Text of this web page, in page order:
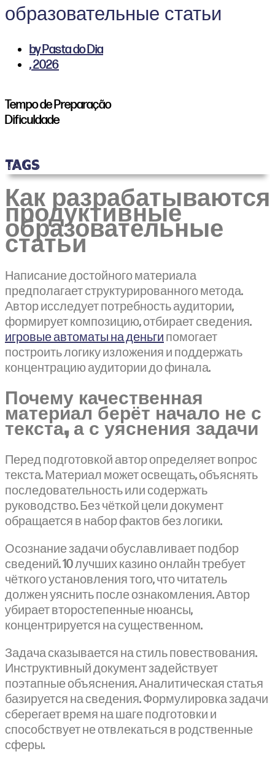
образовательные статьи
byPasta do Dia
,2026
Tempo de Preparação
Dificuldade
TAGS
Как разрабатываются
продуктивные
образовательные
статьи
Написание достойного материала
предполагает структурированного метода.
Автор исследует потребность аудитории,
формирует композицию, отбирает сведения.
игровые автоматы на деньги помогает
построить логику изложения и поддержать
концентрацию аудитории до финала.
Почему качественная
материал берёт начало не с
текста, а с уяснения задачи
Перед подготовкой автор определяет вопрос
текста. Материал может освещать, объяснять
последовательность или содержать
руководство. Без чёткой цели документ
обращается в набор фактов без логики.
Осознание задачи обуславливает подбор
сведений. 10 лучших казино онлайн требует
чёткого установления того, что читатель
должен уяснить после ознакомления. Автор
убирает второстепенные нюансы,
концентрируется на существенном.
Задача сказывается на стиль повествования.
Инструктивный документ задействует
поэтапные объяснения. Аналитическая статья
базируется на сведения. Формулировка задачи
сберегает время на шаге подготовки и
способствует не отвлекаться в родственные
сферы.